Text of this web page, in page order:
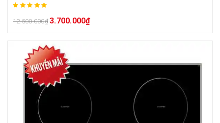
12.500.000₫ 3.700.000₫